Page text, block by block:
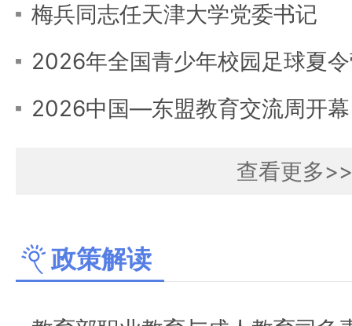
梅兵同志任天津大学党委书记
2026年全国青少年校园足球夏
2026中国—东盟教育交流周开幕
查看更多>>
政策解读